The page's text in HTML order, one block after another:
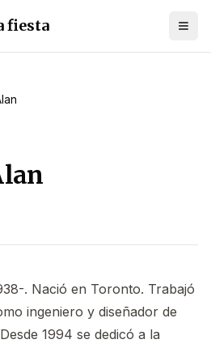
fiesta
. Nació en Toronto. Trabajó
ingeniero y diseñador de
1994 se dedicó a la